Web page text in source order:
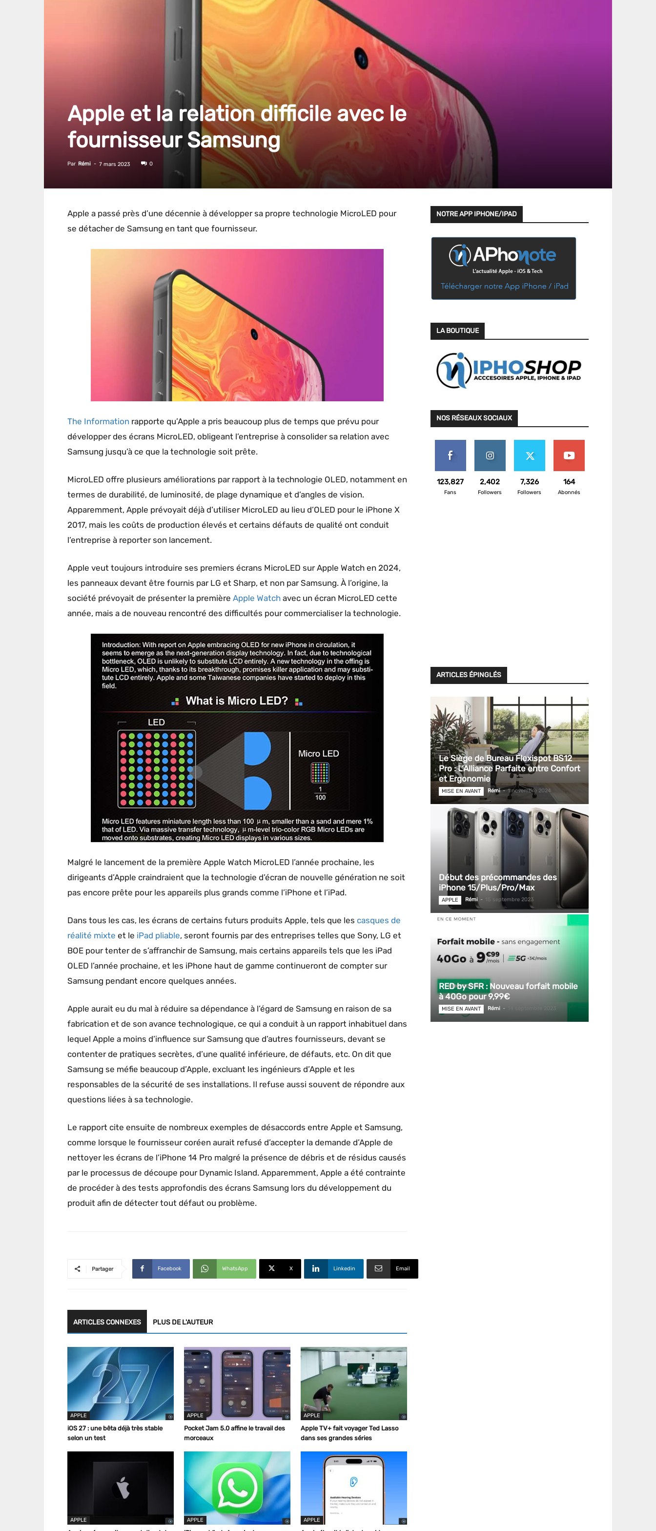
Apple et la relation difficile avec le
fournisseur Samsung
Par Rémi - 7 mars 2023 0
Apple a passé près d’une décennie à développer sa propre technologie MicroLED pour
se détacher de Samsung en tant que fournisseur.
The Information rapporte qu’Apple a pris beaucoup plus de temps que prévu pour
développer des écrans MicroLED, obligeant l’entreprise à consolider sa relation avec
Samsung jusqu’à ce que la technologie soit prête.
MicroLED offre plusieurs améliorations par rapport à la technologie OLED, notamment en
termes de durabilité, de luminosité, de plage dynamique et d’angles de vision.
Apparemment, Apple prévoyait déjà d’utiliser MicroLED au lieu d’OLED pour le ‌iPhone‌ X
2017, mais les coûts de production élevés et certains défauts de qualité ont conduit
l’entreprise à reporter son lancement.
Apple veut toujours introduire ses premiers écrans MicroLED sur Apple Watch en 2024,
les panneaux devant être fournis par LG et Sharp, et non par Samsung. À l’origine, la
société prévoyait de présenter la première Apple Watch avec un écran MicroLED cette
année, mais a de nouveau rencontré des difficultés pour commercialiser la technologie.
Malgré le lancement de la première Apple Watch MicroLED l’année prochaine, les
dirigeants d’Apple craindraient que la technologie d’écran de nouvelle génération ne soit
pas encore prête pour les appareils plus grands comme l’‌iPhone‌ et l’iPad.
Dans tous les cas, les écrans de certains futurs produits Apple, tels que les casques de
réalité mixte et le ‌ iPad‌ pliable, seront fournis par des entreprises telles que Sony, LG et
BOE pour tenter de s’affranchir de Samsung, mais certains appareils tels que les iPad
OLED l’année prochaine, et les ‌iPhone‌ haut de gamme continueront de compter sur
Samsung pendant encore quelques années.
Apple aurait eu du mal à réduire sa dépendance à l’égard de Samsung en raison de sa
fabrication et de son avance technologique, ce qui a conduit à un rapport inhabituel dans
lequel Apple a moins d’influence sur Samsung que d’autres fournisseurs, devant se
contenter de pratiques secrètes, d’une qualité inférieure, de défauts, etc. On dit que
Samsung se méfie beaucoup d’Apple, excluant les ingénieurs d’Apple et les
responsables de la sécurité de ses installations. Il refuse aussi souvent de répondre aux
questions liées à sa technologie.
Le rapport cite ensuite de nombreux exemples de désaccords entre Apple et Samsung,
comme lorsque le fournisseur coréen aurait refusé d’accepter la demande d’Apple de
nettoyer les écrans de l’iPhone 14 Pro malgré la présence de débris et de résidus causés
par le processus de découpe pour Dynamic Island. Apparemment, Apple a été contrainte
de procéder à des tests approfondis des écrans Samsung lors du développement du
produit afin de détecter tout défaut ou problème.
Partager Facebook WhatsApp X Linkedin Email
ARTICLES CONNEXES PLUS DE L'AUTEUR
APPLE
iOS 27 : une bêta déjà très stable
selon un test
APPLE
Pocket Jam 5.0 affine le travail des
morceaux
APPLE
Apple TV+ fait voyager Ted Lasso
dans ses grandes séries
APPLE APPLE APPLE
NOTRE APP IPHONE/IPAD
LA BOUTIQUE
NOS RÉSEAUX SOCIAUX
123,827
Fans
2,402
Followers
7,326
Followers
164
Abonnés
ARTICLES ÉPINGLÉS
Le Siège de Bureau Flexispot BS12
Pro : L’Alliance Parfaite entre Confort
et Ergonomie
MISE EN AVANT Rémi - 1 novembre 2024
Début des précommandes des
iPhone 15/Plus/Pro/Max
APPLE Rémi - 15 septembre 2023
RED by SFR : Nouveau forfait mobile
à 40Go pour 9,99€
MISE EN AVANT Rémi - 14 septembre 2023